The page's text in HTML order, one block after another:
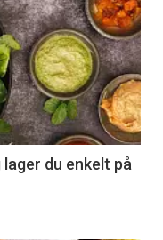
du enkelt på